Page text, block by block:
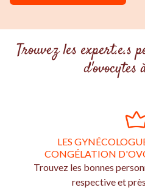
Trouvez les expert.e.s
d'ovocytes
LES
CONGÉLATION
Trouvez les bonnes
respective et